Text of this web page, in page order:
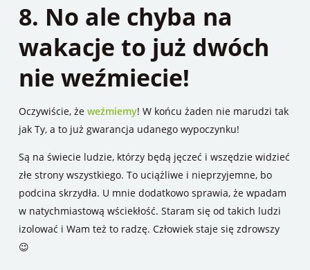
8. No ale chyba na
wakacje to już dwóch
nie weźmiecie!
Oczywiście, że weźmiemy! W końcu żaden nie marudzi tak
jak Ty, a to już gwarancja udanego wypoczynku!
Są na świecie ludzie, którzy będą jęczeć i wszędzie widzieć
złe strony wszystkiego. To uciążliwe i nieprzyjemne, bo
podcina skrzydła. U mnie dodatkowo sprawia, że wpadam
w natychmiastową wściekłość. Staram się od takich ludzi
izolować i Wam też to radzę. Człowiek staje się zdrowszy
😉